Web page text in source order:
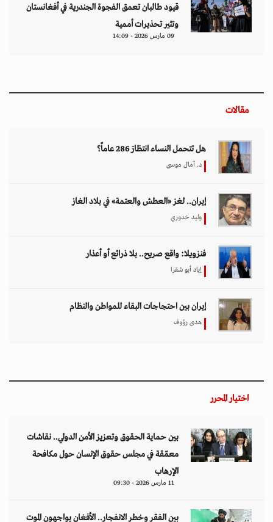
قيود طالبان تعمق الفجوة الجندرية في أفغانستان
وتثير تحذيرات أممية
09 مارس 2026 - 14:09
مقالات
هل تتحمل النساء انتظارَ 286 عاماً؟
د. آمال موسى
إيران.. لغز «العطش والعتمة» في بلاد الغاز
وليد خدوري
فنزويلا: واقع صريح.. بلا ذرائع أو أعذار
إياد أبو شقرا
إيران بين احتجاجات البقاء للمواطن والنظام
هدى رؤوف
اختيار المحرر
بين حماية الحقوق وتعزيز الأمن الدولي.. نقاشات
معمّقة في مجلس حقوق الإنسان حول مكافحة
الإرهاب
11 مارس 2026 - 09:30
بين الفقر وخطر الانفجار.. الأفغان يواجهون الموت